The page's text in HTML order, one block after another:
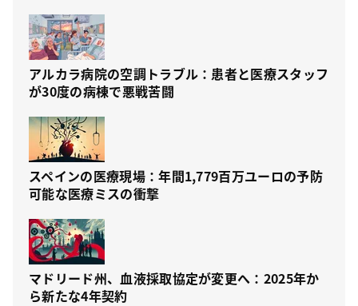
アルカラ病院の空調トラブル：患者と医療スタッフ
が30度の病棟で悪戦苦闘
スペインの医療現場：年間1,779百万ユーロの予防
可能な医療ミスの衝撃
マドリード州、血液採取協定が変更へ：2025年か
ら新たな4年契約